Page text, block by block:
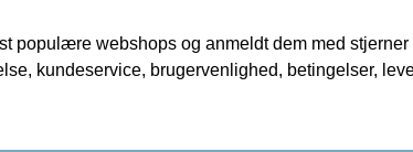
populære webshops og anmeldt dem med stjerner
kundeservice, brugervenlighed, betingelser,